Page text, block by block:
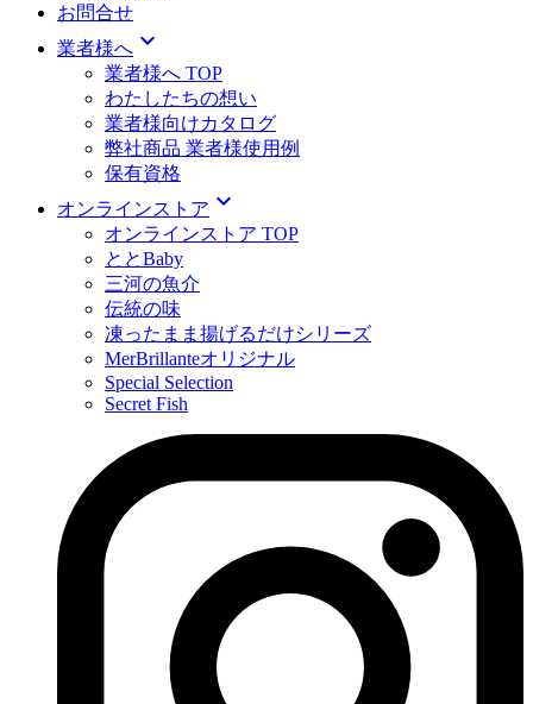
お問合せ
業者様へ expand_more
業者様へ TOP
わたしたちの想い
業者様向けカタログ
弊社商品 業者様使用例
保有資格
オンラインストア expand_more
オンラインストア TOP
ととBaby
三河の魚介
伝統の味
凍ったまま揚げるだけシリーズ
MerBrillanteオリジナル
Special Selection
Secret Fish